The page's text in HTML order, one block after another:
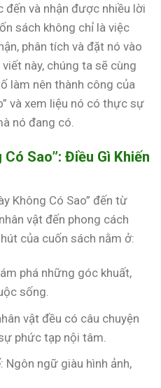
và nhận được nhiều lời
sách không chỉ là việc
phân tích và đặt nó vào
này, chúng ta sẽ cùng
làm nên thành công của
và xem liệu nó có thực sự
nó đang có.
Sao”: Điều Gì Khiến
Không Có Sao” đến từ
vật đến phong cách
của cuốn sách nằm ở:
phá những góc khuất,
sống.
vật đều có câu chuyện
phức tạp nội tâm.
: Ngôn ngữ giàu hình ảnh,